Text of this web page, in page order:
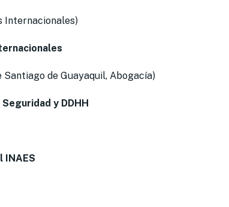
Internacionales)
de Guayaquil, Abogacía)
y DDHH
INAES